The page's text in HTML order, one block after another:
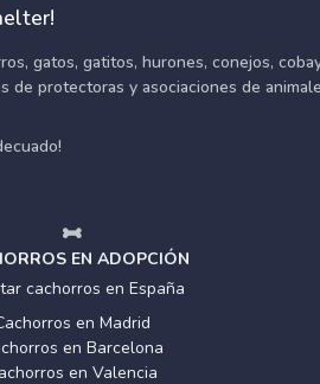
gatos, gatitos, hurones, conejos,
de protectoras y asociaciones de
EN ADOPCIÓN
cachorros en España
en Madrid
en Barcelona
en Valencia